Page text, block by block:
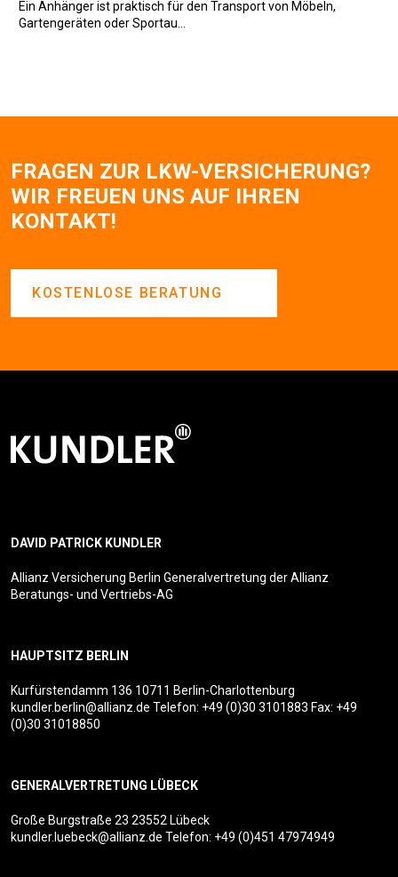
ist praktisch für den Transport von Möbeln,
oder Sportau...
FRAGEN ZUR LKW-VERSICHERUNG?
WIR FREUEN UNS AUF IHREN
KONTAKT!
KOSTENLOSE BERATUNG
DAVID PATRICK KUNDLER
Allianz Versicherung Berlin Generalvertretung der Allianz
Beratungs- und Vertriebs-AG
HAUPTSITZ BERLIN
Kurfürstendamm 136 10711 Berlin-Charlottenburg
kundler.berlin@allianz.de Telefon: +49 (0)30 3101883 Fax: +49
(0)30 31018850
GENERALVERTRETUNG LÜBECK
Große Burgstraße 23 23552 Lübeck
kundler.luebeck@allianz.de Telefon: +49 (0)451 47974949